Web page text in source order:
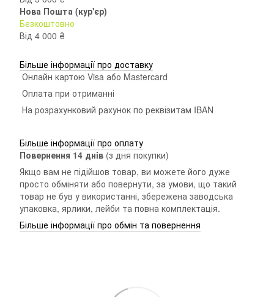
Нова Пошта (кур'єр)
Безкоштовно
Від 4 000 ₴
Більше інформації про доставку
Онлайн картою Visa або Mastercard
Оплата при отриманні
На розрахунковий рахунок по реквізитам IBAN
Більше інформації про оплату
Повернення 14 днiв (з дня покупки)
Якщо вам не підійшов товар, ви можете його дуже
просто обміняти або повернути, за умови, що такий
товар не був у використанні, збережена заводська
упаковка, ярлики, лейби та повна комплектація.
Більше інформації про обмін та повернення